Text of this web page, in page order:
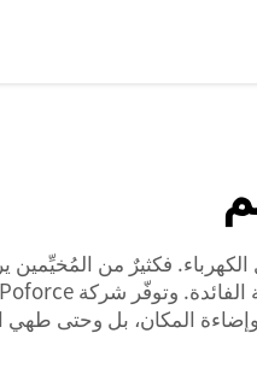
الكهرباء. فكثيرٌ من
المكان، بل وحتى طهي